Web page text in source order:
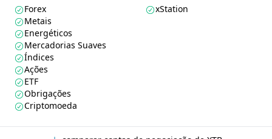
Forex
Metais
Energéticos
Mercadorias Suaves
Índices
Ações
ETF
Obrigações
Criptomoeda
xStation